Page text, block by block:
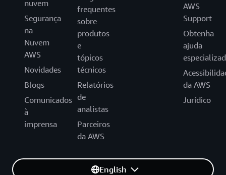
nuvem
Segurança
na
Nuvem
AWS
Novidades
Blogs
Comunicados
à
imprensa
frequentes
sobre
produtos
e
tópicos
técnicos
Relatórios
de
analistas
Parceiros
da AWS
AWS
Support
Obtenha
ajuda
da AWS
Jurídico
English